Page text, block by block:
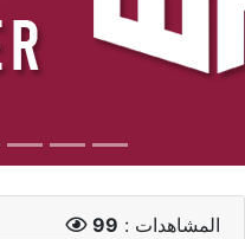
المشاهدات : 99